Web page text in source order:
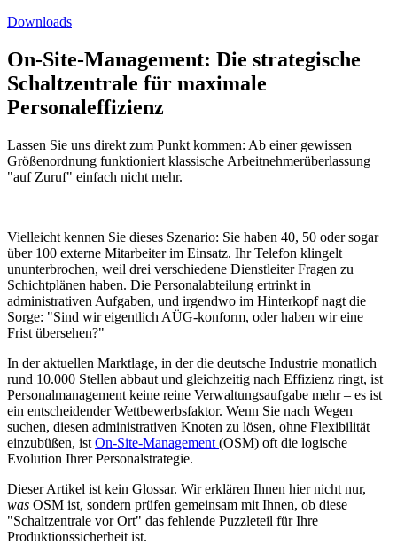
Downloads
On-Site-Management: Die strategische
Schaltzentrale für maximale
Personaleffizienz
Lassen Sie uns direkt zum Punkt kommen: Ab einer gewissen
Größenordnung funktioniert klassische Arbeitnehmerüberlassung
"auf Zuruf" einfach nicht mehr.
Vielleicht kennen Sie dieses Szenario: Sie haben 40, 50 oder sogar
über 100 externe Mitarbeiter im Einsatz. Ihr Telefon klingelt
ununterbrochen, weil drei verschiedene Dienstleiter Fragen zu
Schichtplänen haben. Die Personalabteilung ertrinkt in
administrativen Aufgaben, und irgendwo im Hinterkopf nagt die
Sorge: "Sind wir eigentlich AÜG-konform, oder haben wir eine
Frist übersehen?"
In der aktuellen Marktlage, in der die deutsche Industrie monatlich
rund 10.000 Stellen abbaut und gleichzeitig nach Effizienz ringt, ist
Personalmanagement keine reine Verwaltungsaufgabe mehr – es ist
ein entscheidender Wettbewerbsfaktor. Wenn Sie nach Wegen
suchen, diesen administrativen Knoten zu lösen, ohne Flexibilität
einzubüßen, ist On-Site-Management (OSM) oft die logische
Evolution Ihrer Personalstrategie.
Dieser Artikel ist kein Glossar. Wir erklären Ihnen hier nicht nur,
was OSM ist, sondern prüfen gemeinsam mit Ihnen, ob diese
"Schaltzentrale vor Ort" das fehlende Puzzleteil für Ihre
Produktionssicherheit ist.